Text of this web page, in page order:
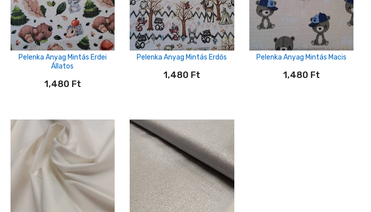
Pelenka Anyag Mintás Erdei
Állatos
1,480 Ft
Pelenka Anyag Mintás Erdős
1,480 Ft
Pelenka Anyag Mintás Macis
1,480 Ft